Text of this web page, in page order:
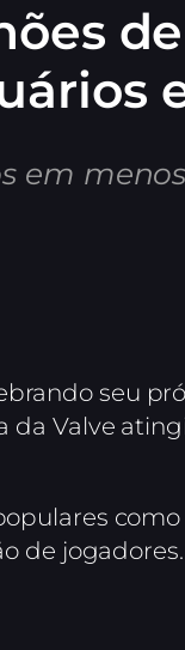
em
seu
da Valve
como
de jogadores.